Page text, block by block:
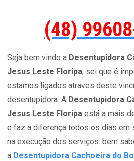
(48)
Seja bem vindo a Desentupidora
Jesus Leste Floripa, sei que é
estamos ligados atraves deste
desentupidora. A Desentupidora
Jesus Leste Floripa está a mais
e faz a diferença todos os dias em
na execução dos serviços. bem
a Desentupidora Cachoeira do